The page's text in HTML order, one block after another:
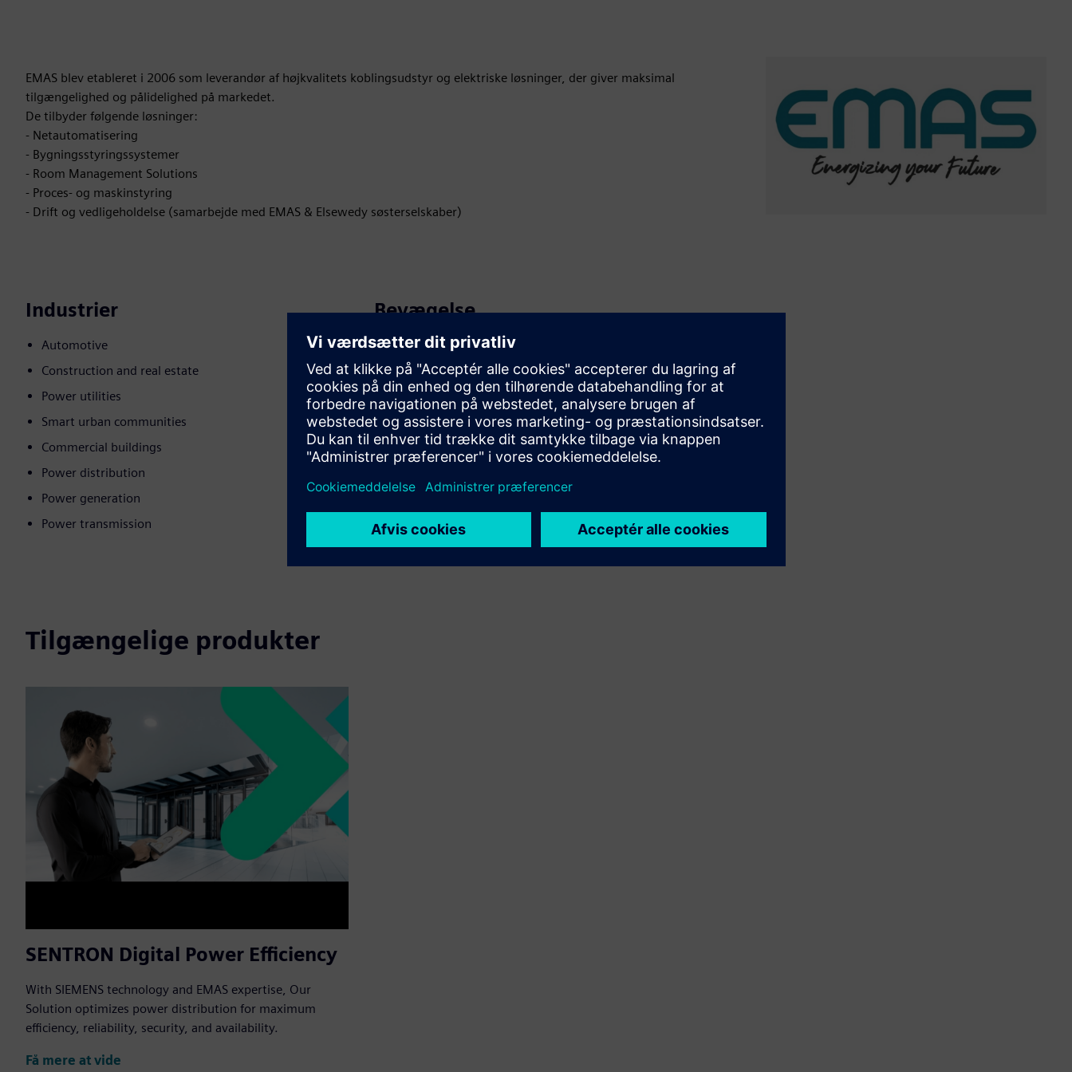
EMAS blev etableret i 2006 som leverandør af højkvalitets koblingsudstyr og elektriske løsninger, der giver maksimal
tilgængelighed og pålidelighed på markedet.
De tilbyder følgende løsninger:
- Netautomatisering
- Bygningsstyringssystemer
- Room Management Solutions
- Proces- og maskinstyring
- Drift og vedligeholdelse (samarbejde med EMAS & Elsewedy søsterselskaber)
Industrier
Automotive
Construction and real estate
Power utilities
Smart urban communities
Commercial buildings
Power distribution
Power generation
Power transmission
Bevægelse
Service
Leverer en service til et Siemens Xcelerator-produkt/en
Siemens Xcelerator-løsning, der hjælper kunden med at
implementere, integrere, betjene eller vedligeholde det
pågældende
Tilgængelige produkter
SENTRON Digital Power Efficiency
With SIEMENS technology and EMAS expertise, Our
Solution optimizes power distribution for maximum
efficiency, reliability, security, and availability.
Få mere at vide